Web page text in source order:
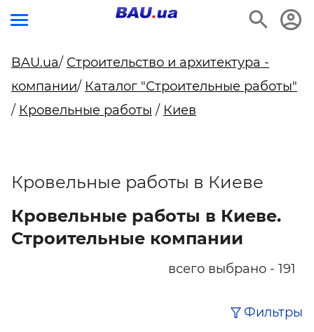
BAU.ua/ Строительство и архитектура -
компании/ Каталог "Строительные работы"
/ Кровельные работы / Киев
Кровельные работы в Киеве
Кровельные работы в Киеве.
Строительные компании
всего выбрано - 191
Фильтры